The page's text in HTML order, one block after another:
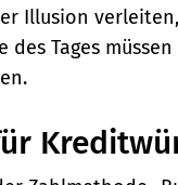
Illusion
des Tages